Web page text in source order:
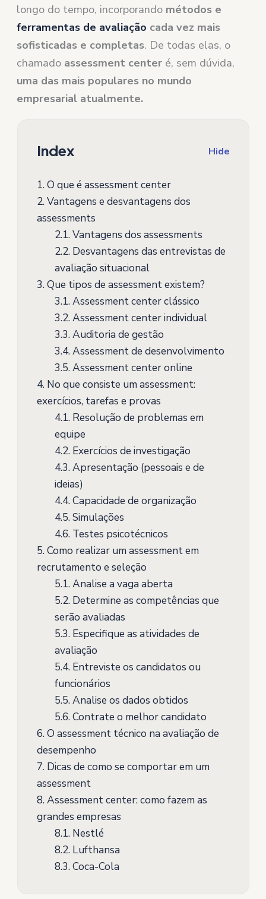
longo do tempo, incorporando métodos e
ferramentas de avaliação cada vez mais
sofisticadas e completas. De todas elas, o
chamado assessment center é, sem dúvida,
uma das mais populares no mundo
empresarial atualmente.
Index Hide
1.O que é assessment center
2.Vantagens e desvantagens dos
assessments
2.1.Vantagens dos assessments
2.2.Desvantagens das entrevistas de
avaliação situacional
3.Que tipos de assessment existem?
3.1.Assessment center clássico
3.2.Assessment center individual
3.3.Auditoria de gestão
3.4.Assessment de desenvolvimento
3.5.Assessment center online
4.No que consiste um assessment:
exercícios, tarefas e provas
4.1.Resolução de problemas em
equipe
4.2.Exercícios de investigação
4.3.Apresentação (pessoais e de
ideias)
4.4.Capacidade de organização
4.5.Simulações
4.6.Testes psicotécnicos
5.Como realizar um assessment em
recrutamento e seleção
5.1.Analise a vaga aberta
5.2.Determine as competências que
serão avaliadas
5.3.Especifique as atividades de
avaliação
5.4.Entreviste os candidatos ou
funcionários
5.5.Analise os dados obtidos
5.6.Contrate o melhor candidato
6.O assessment técnico na avaliação de
desempenho
7.Dicas de como se comportar em um
assessment
8.Assessment center: como fazem as
grandes empresas
8.1.Nestlé
8.2.Lufthansa
8.3.Coca-Cola